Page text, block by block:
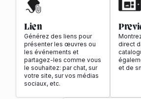
Lien
Générez des liens pour
présenter les œuvres ou
les événements et
partagez-les comme vous
le souhaitez: par chat, sur
votre site, sur vos médias
sociaux, etc.
direct
et de